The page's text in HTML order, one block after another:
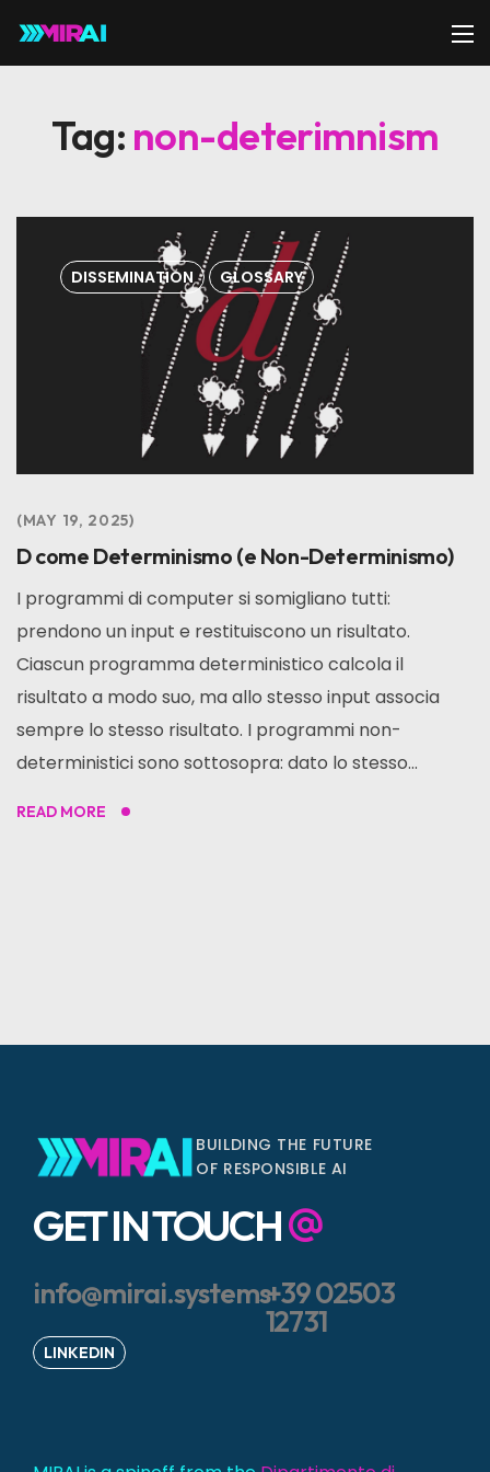
Tag: non-deterimnism
DISSEMINATION GLOSSARY
MAY 19, 2025
D come Determinismo (e Non-Determinismo)
I programmi di computer si somigliano tutti:
prendono un input e restituiscono un risultato.
Ciascun programma deterministico calcola il
risultato a modo suo, ma allo stesso input associa
sempre lo stesso risultato. I programmi non-
deterministici sono sottosopra: dato lo stesso...
READ MORE
BUILDING THE FUTURE
OF RESPONSIBLE AI
GET IN TOUCH
info@mirai.systems+39 02503
12731
LINKEDIN